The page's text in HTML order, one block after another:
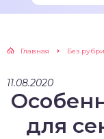
Главная Без
11.08.2020
для